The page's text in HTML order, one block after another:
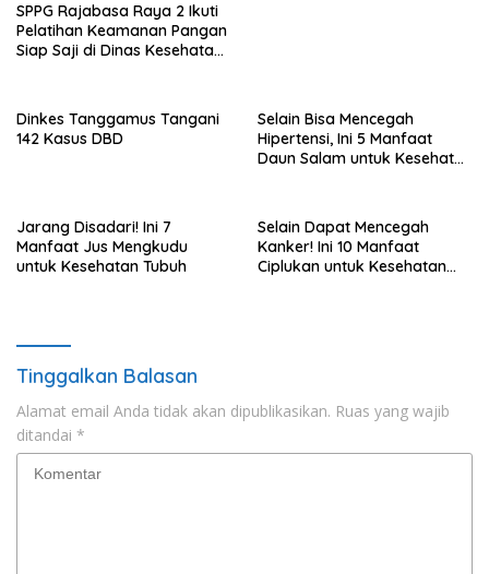
SPPG Rajabasa Raya 2 Ikuti
Pelatihan Keamanan Pangan
Siap Saji di Dinas Kesehatan
Dinkes Tanggamus Tangani
142 Kasus DBD
Selain Bisa Mencegah
Hipertensi, Ini 5 Manfaat
Daun Salam untuk Kesehatan
Jarang Disadari! Ini 7
Manfaat Jus Mengkudu
untuk Kesehatan Tubuh
Selain Dapat Mencegah
Kanker! Ini 10 Manfaat
Ciplukan untuk Kesehatan
Tinggalkan Balasan
Alamat email Anda tidak akan dipublikasikan. Ruas yang wajib
ditandai *